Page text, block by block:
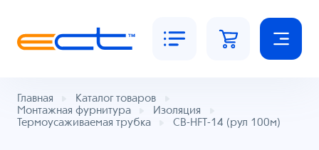
Главная
Каталог товаров
Монтажная фурнитура
Изоляция
Термоусаживаемая трубка
CB-HFT-14 (рул 100м)